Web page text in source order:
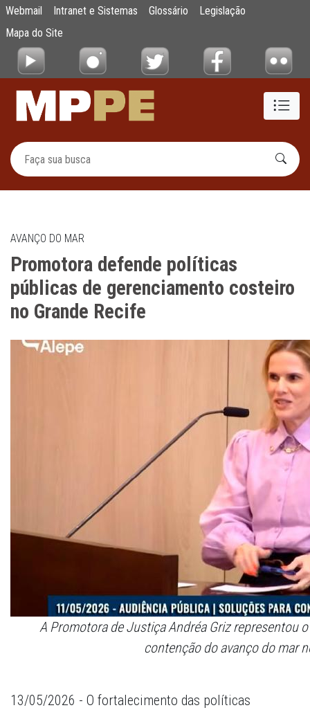
Pular para o Conteúdo principal
Promotora defende políticas públicas de
Webmail Intranet e Sistemas Glossário
Legislação
Mapa do Site
AVANÇO DO MAR
Promotora defende políticas
públicas de gerenciamento costeiro
no Grande Recife
A Promotora de Justiça Andréa Griz representou
contenção do avanço do mar
13/05/2026 - O fortalecimento das políticas